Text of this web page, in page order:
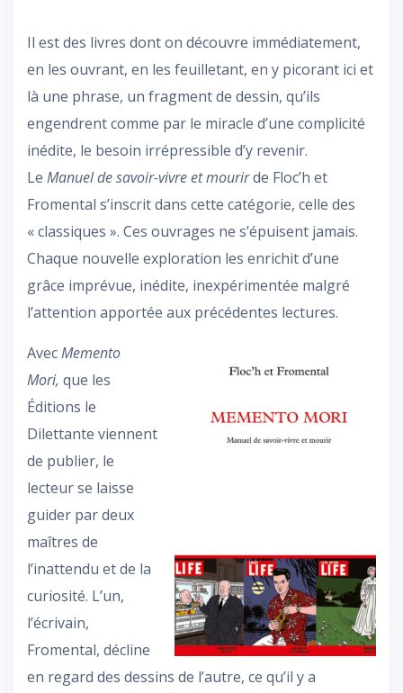
Il est des livres dont on découvre immédiatement,
en les ouvrant, en les feuilletant, en y picorant ici et
là une phrase, un fragment de dessin, qu’ils
engendrent comme par le miracle d’une complicité
inédite, le besoin irrépressible d’y revenir.
Le Manuel de savoir-vivre et mourirde Floc’h et
Fromental s’inscrit dans cette catégorie, celle des
« classiques ». Ces ouvrages ne s’épuisent jamais.
Chaque nouvelle exploration les enrichit d’une
grâce imprévue, inédite, inexpérimentée malgré
l’attention apportée aux précédentes lectures.
AvecMemento
Mori, que les
Éditions le
Dilettante viennent
de publier, le
lecteur se laisse
guider par deux
maîtres de
l’inattendu et de la
curiosité. L’un,
l’écrivain,
Fromental, décline
en regard des dessins de l’autre, ce qu’il y a